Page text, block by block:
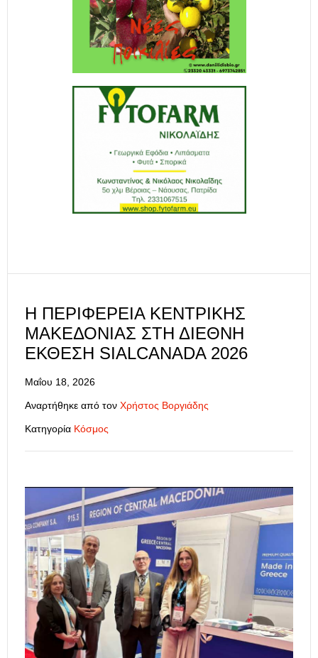
Η ΠΕΡΙΦΈΡΕΙΑ ΚΕΝΤΡΙΚΉΣ
ΜΑΚΕΔΟΝΊΑΣ ΣΤΗ ΔΙΕΘΝΉ
ΈΚΘΕΣΗ SIALCANADA 2026
Μαΐου 18, 2026
Αναρτήθηκε από τον Χρήστος Βοργιάδης
Κατηγορία Κόσμος